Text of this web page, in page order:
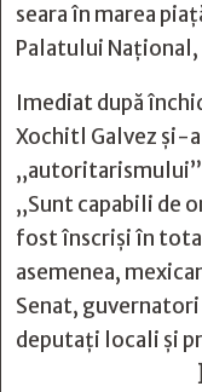
seara în marea
Palatului
Imediat după
Xochitl Galvez și-
„autoritarismului”
„Sunt capabili de
fost înscriși în
asemenea,
Senat,
deputați locali și